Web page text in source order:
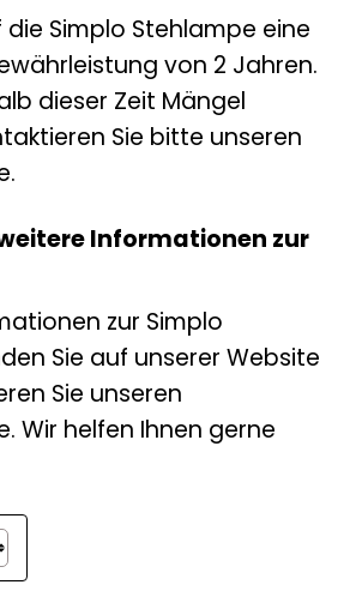
Simplo Stehlampe eine
von 2 Jahren.
dieser Zeit Mängel
Sie bitte unseren
Informationen zur
zur Simplo
Sie auf unserer Website
Sie unseren
Wir helfen Ihnen gerne